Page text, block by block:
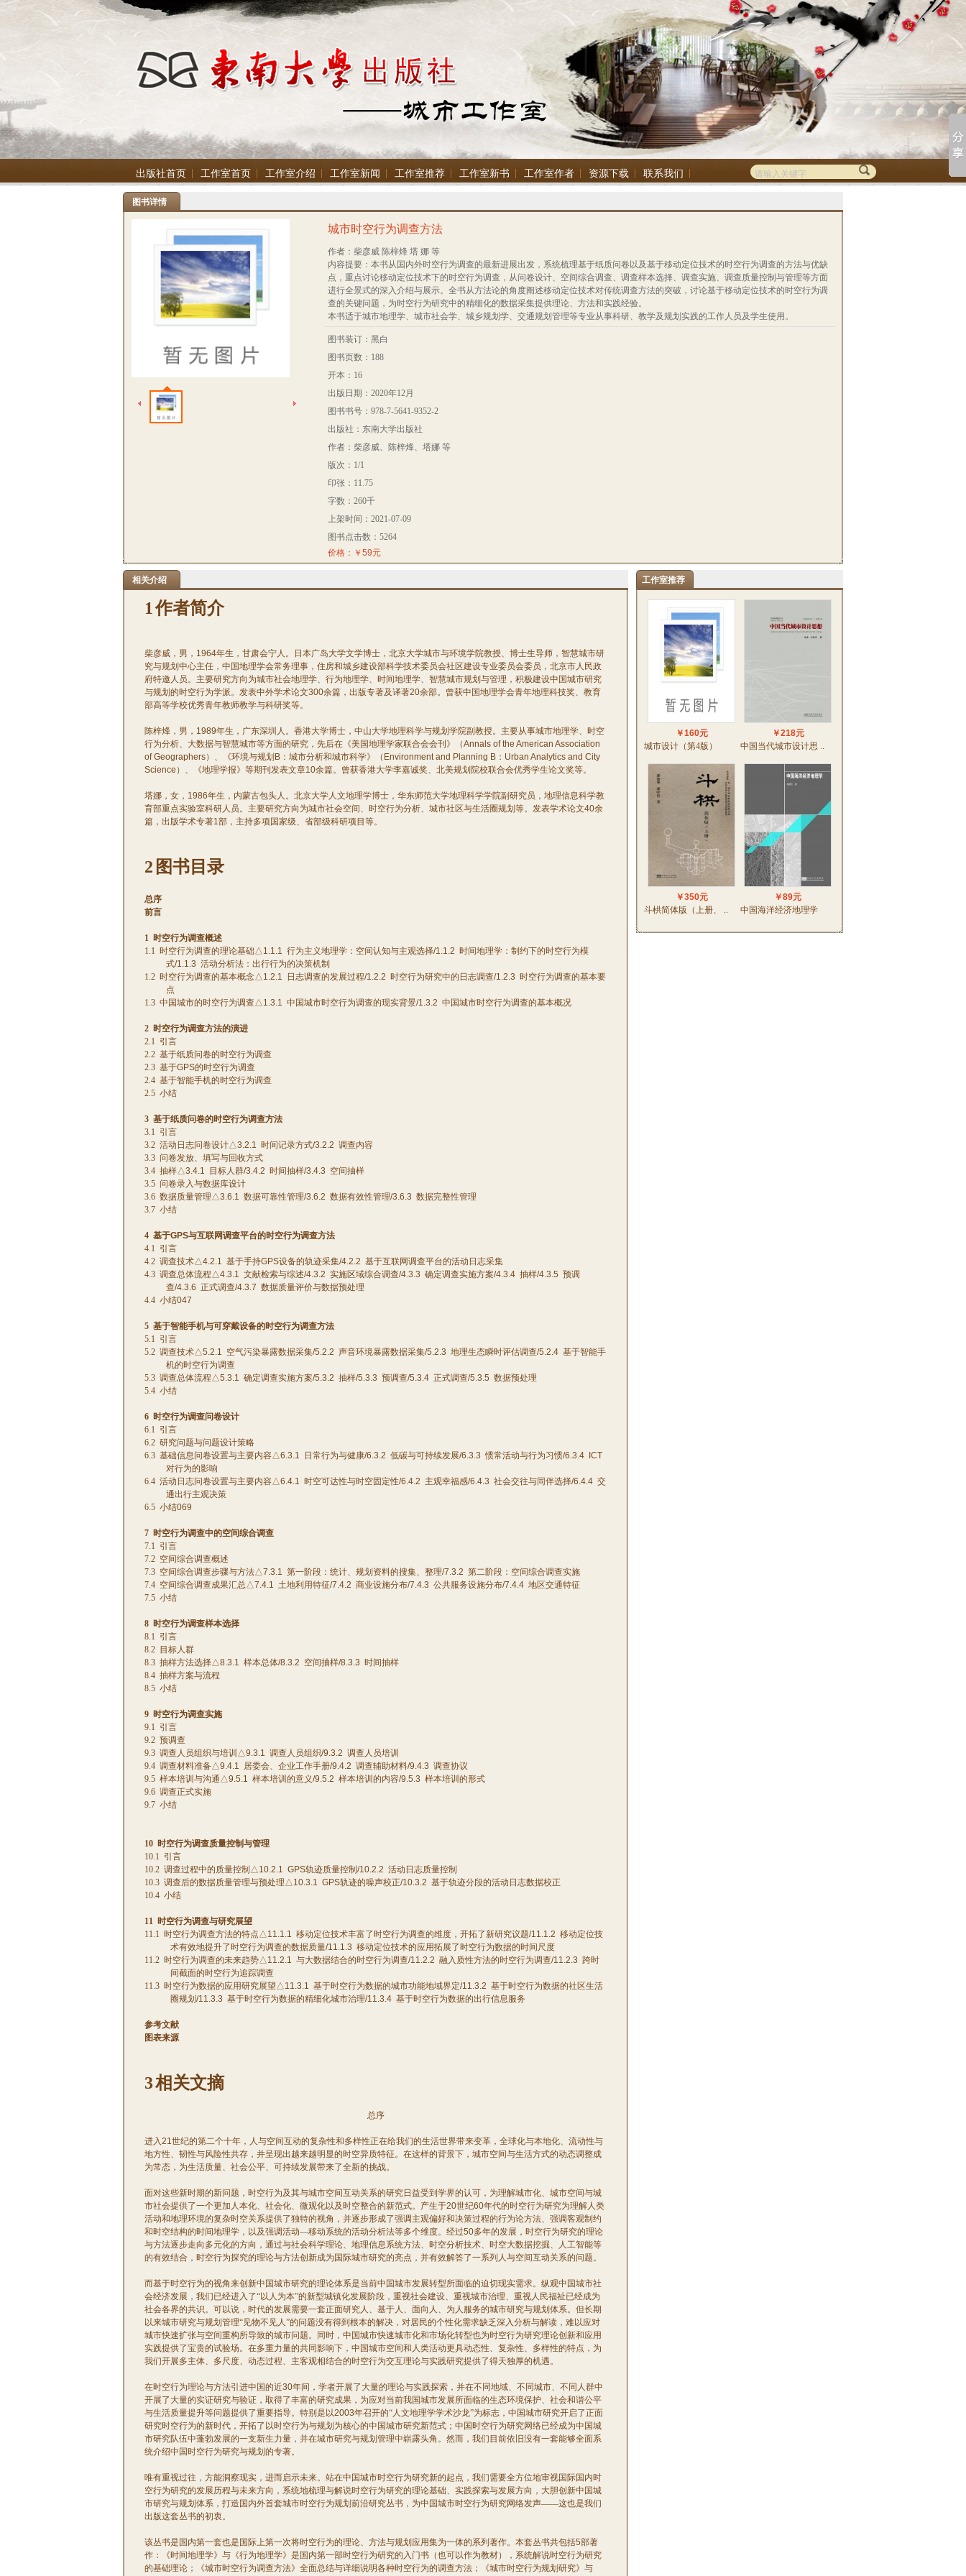
出版社首页 工作室首页 工作室介绍 工作室新闻 工作室推荐 工作室新书 工作室作者 资源下载 联系我们
图书详情
城市时空行为调查方法
作者：柴彦威 陈梓烽 塔 娜 等
内容提要：本书从国内外时空行为调查的最新进展出发，系统梳理基于纸质问卷以及基于移动定位技术的时空行为调查的方法与优缺
点，重点讨论移动定位技术下的时空行为调查，从问卷设计、空间综合调查、调查样本选择、调查实施、调查质量控制与管理等方面
进行全景式的深入介绍与展示。全书从方法论的角度阐述移动定位技术对传统调查方法的突破，讨论基于移动定位技术的时空行为调
查的关键问题，为时空行为研究中的精细化的数据采集提供理论、方法和实践经验。
本书适于城市地理学、城市社会学、城乡规划学、交通规划管理等专业从事科研、教学及规划实践的工作人员及学生使用。
图书装订：黑白
图书页数：188
开本：16
出版日期：2020年12月
图书书号：978-7-5641-9352-2
出版社：东南大学出版社
作者：柴彦威、陈梓烽、塔娜 等
版次：1/1
印张：11.75
字数：260千
上架时间：2021-07-09
图书点击数：5264
价格：￥59元
相关介绍
1作者简介
柴彦威，男， 1964年生，甘肃会宁人。日本广岛大学文学博士，北京大学城市与环境学院教授、博士生导师，智慧城市研
究与规划中心主任，中国地理学会常务理事，住房和城乡建设部科学技术委员会社区建设专业委员会委员，北京市人民政
府特邀人员。主要研究方向为城市社会地理学、行为地理学、时间地理学、智慧城市规划与管理，积极建设中国城市研究
与规划的时空行为学派。发表中外学术论文300余篇，出版专著及译著20余部。曾获中国地理学会青年地理科技奖、教育
部高等学校优秀青年教师教学与科研奖等。
陈梓烽，男， 1989年生，广东深圳人。香港大学博士，中山大学地理科学与规划学院副教授。主要从事城市地理学、时空
行为分析、大数据与智慧城市等方面的研究，先后在《美国地理学家联合会会刊》（Annals of the American Association
of Geographers）、《环境与规划 B ：城市分析和城市科学》（ Environment and Planning B ： Urban Analytics and City
Science ）、《地理学报》等期刊发表文章10余篇。曾获香港大学李嘉诚奖、北美规划院校联合会优秀学生论文奖等。
塔娜，女， 1986年生，内蒙古包头人。北京大学人文地理学博士，华东师范大学地理科学学院副研究员，地理信息科学教
育部重点实验室科研人员。主要研究方向为城市社会空间、时空行为分析、城市社区与生活圈规划等。发表学术论文40余
篇，出版学术专著1部，主持多项国家级、省部级科研项目等。
2 图书目录
总序
前言
1 时空行为调查概述
1.1 时空行为调查的理论基础△1.1.1 行为主义地理学：空间认知与主观选择/1.1.2 时间地理学：制约下的时空行为模
式/1.1.3 活动分析法：出行行为的决策机制
1.2 时空行为调查的基本概念△1.2.1 日志调查的发展过程/1.2.2 时空行为研究中的日志调查/1.2.3 时空行为调查的基本要
点
1.3 中国城市的时空行为调查△1.3.1 中国城市时空行为调查的现实背景/1.3.2 中国城市时空行为调查的基本概况
2 时空行为调查方法的演进
2.1 引言
2.2 基于纸质问卷的时空行为调查
2.3 基于GPS的时空行为调查
2.4 基于智能手机的时空行为调查
2.5 小结
3 基于纸质问卷的时空行为调查方法
3.1 引言
3.2 活动日志问卷设计△3.2.1 时间记录方式/3.2.2 调查内容
3.3 问卷发放、填写与回收方式
3.4 抽样△3.4.1 目标人群/3.4.2 时间抽样/3.4.3 空间抽样
3.5 问卷录入与数据库设计
3.6 数据质量管理△3.6.1 数据可靠性管理/3.6.2 数据有效性管理/3.6.3 数据完整性管理
3.7 小结
4 基于GPS与互联网调查平台的时空行为调查方法
4.1 引言
4.2 调查技术△4.2.1 基于手持GPS设备的轨迹采集/4.2.2 基于互联网调查平台的活动日志采集
4.3 调查总体流程△4.3.1 文献检索与综述/4.3.2 实施区域综合调查/4.3.3 确定调查实施方案/4.3.4 抽样/4.3.5 预调
查/4.3.6 正式调查/4.3.7 数据质量评价与数据预处理
4.4 小结047
5 基于智能手机与可穿戴设备的时空行为调查方法
5.1 引言
5.2 调查技术△5.2.1 空气污染暴露数据采集/5.2.2 声音环境暴露数据采集/5.2.3 地理生态瞬时评估调查/5.2.4 基于智能手
机的时空行为调查
5.3 调查总体流程△5.3.1 确定调查实施方案/5.3.2 抽样/5.3.3 预调查/5.3.4 正式调查/5.3.5 数据预处理
5.4 小结
6 时空行为调查问卷设计
6.1 引言
6.2 研究问题与问题设计策略
6.3 基础信息问卷设置与主要内容△6.3.1 日常行为与健康/6.3.2 低碳与可持续发展/6.3.3 惯常活动与行为习惯/6.3.4
ICT
对行为的影响
6.4 活动日志问卷设置与主要内容△6.4.1 时空可达性与时空固定性/6.4.2 主观幸福感/6.4.3 社会交往与同伴选择/6.4.4 交
通出行主观决策
6.5 小结069
7 时空行为调查中的空间综合调查
7.1 引言
7.2 空间综合调查概述
7.3 空间综合调查步骤与方法△7.3.1 第一阶段：统计、规划资料的搜集、整理/7.3.2 第二阶段：空间综合调查实施
7.4 空间综合调查成果汇总△7.4.1 土地利用特征/7.4.2 商业设施分布/7.4.3 公共服务设施分布/7.4.4 地区交通特征
7.5 小结
8 时空行为调查样本选择
8.1 引言
8.2 目标人群
8.3 抽样方法选择△8.3.1 样本总体/8.3.2 空间抽样/8.3.3 时间抽样
8.4 抽样方案与流程
8.5 小结
9 时空行为调查实施
9.1 引言
9.2 预调查
9.3 调查人员组织与培训△9.3.1 调查人员组织/9.3.2 调查人员培训
9.4 调查材料准备△9.4.1 居委会、企业工作手册/9.4.2 调查辅助材料/9.4.3 调查协议
9.5 样本培训与沟通△9.5.1 样本培训的意义/9.5.2 样本培训的内容/9.5.3 样本培训的形式
9.6 调查正式实施
9.7 小结
10 时空行为调查质量控制与管理
10.1 引言
10.2 调查过程中的质量控制△10.2.1 GPS轨迹质量控制 /10.2.2 活动日志质量控制
10.3 调查后的数据质量管理与预处理△10.3.1 GPS轨迹的噪声校正/10.3.2 基于轨迹分段的活动日志数据校正
10.4 小结
11 时空行为调查与研究展望
11.1 时空行为调查方法的特点△11.1.1 移动定位技术丰富了时空行为调查的维度，开拓了新研究议题/11.1.2 移动定位技
术有效地提升了时空行为调查的数据质量/11.1.3 移动定位技术的应用拓展了时空行为数据的时间尺度
11.2 时空行为调查的未来趋势△11.2.1 与大数据结合的时空行为调查/11.2.2 融入质性方法的时空行为调查/11.2.3 跨时
间截面的时空行为追踪调查
11.3 时空行为数据的应用研究展望△11.3.1 基于时空行为数据的城市功能地域界定/11.3.2 基于时空行为数据的社区生活
圈规划 /11.3.3 基于时空行为数据的精细化城市治理/11.3.4 基于时空行为数据的出行信息服务
参考文献
图表来源
3相关文摘
总序
进入21世纪的第二个十年，人与空间互动的复杂性和多样性正在给我们的生活世界带来变革，全球化与本地化、流动性与
地方性、韧性与风险性共存，并呈现出越来越明显的时空异质特征。在这样的背景下，城市空间与生活方式的动态调整成
为常态，为生活质量、社会公平、可持续发展带来了全新的挑战。
面对这些新时期的新问题，时空行为及其与城市空间互动关系的研究日益受到学界的认可，为理解城市化、城市空间与城
市社会提供了一个更加人本化、社会化、微观化以及时空整合的新范式。产生于20世纪60年代的时空行为研究为理解人类
活动和地理环境的复杂时空关系提供了独特的视角，并逐步形成了强调主观偏好和决策过程的行为论方法、强调客观制约
和时空结构的时间地理学，以及强调活动—移动系统的活动分析法等多个维度。经过50多年的发展，时空行为研究的理论
与方法逐步走向多元化的方向，通过与社会科学理论、地理信息系统方法、时空分析技术、时空大数据挖掘、人工智能等
的有效结合，时空行为探究的理论与方法创新成为国际城市研究的亮点，并有效解答了一系列人与空间互动关系的问题。
而基于时空行为的视角来创新中国城市研究的理论体系是当前中国城市发展转型所面临的迫切现实需求。纵观中国城市社
会经济发展，我们已经进入了“以人为本”的新型城镇化发展阶段，重视社会建设、重视城市治理、重视人民福祉已经成为
社会各界的共识。可以说，时代的发展需要一套正面研究人、基于人、面向人、为人服务的城市研究与规划体系。但长期
以来城市研究与规划管理“见物不见人”的问题没有得到根本的解决，对居民的个性化需求缺乏深入分析与解读，难以应对
城市快速扩张与空间重构所导致的城市问题。同时，中国城市快速城市化和市场化转型也为时空行为研究理论创新和应用
实践提供了宝贵的试验场。在多重力量的共同影响下，中国城市空间和人类活动更具动态性、复杂性、多样性的特点，为
我们开展多主体、多尺度、动态过程、主客观相结合的时空行为交互理论与实践研究提供了得天独厚的机遇。
在时空行为理论与方法引进中国的近30年间，学者开展了大量的理论与实践探索，并在不同地域、不同城市、不同人群中
开展了大量的实证研究与验证，取得了丰富的研究成果，为应对当前我国城市发展所面临的生态环境保护、社会和谐公平
与生活质量提升等问题提供了重要指导。特别是以2003年召开的“人文地理学学术沙龙”为标志，中国城市研究开启了正面
研究时空行为的新时代，开拓了以时空行为与规划为核心的中国城市研究新范式；中国时空行为研究网络已经成为中国城
市研究队伍中蓬勃发展的一支新生力量，并在城市研究与规划管理中崭露头角。然而，我们目前依旧没有一套能够全面系
统介绍中国时空行为研究与规划的专著。
唯有重视过往，方能洞察现实，进而启示未来。站在中国城市时空行为研究新的起点，我们需要全方位地审视国际国内时
空行为研究的发展历程与未来方向，系统地梳理与解说时空行为研究的理论基础、实践探索与发展方向，大胆创新中国城
市研究与规划体系，打造国内外首套城市时空行为规划前沿研究丛书，为中国城市时空行为研究网络发声——这也是我们
出版这套丛书的初衷。
该丛书是国内第一套也是国际上第一次将时空行为的理论、方法与规划应用集为一体的系列著作。本套丛书共包括5部著
作：《时间地理学》与《行为地理学》是国内第一部时空行为研究的入门书（也可以作为教材），系统解说时空行为研究
的基础理论；《城市时空行为调查方法》全面总结与详细说明各种时空行为的调查方法；《城市时空行为规划研究》与
工作室推荐
￥160元
城市设计（第4版）
￥218元
中国当代城市设计思 ..
￥350元
斗栱简体版（上册、 ..
￥89元
中国海洋经济地理学